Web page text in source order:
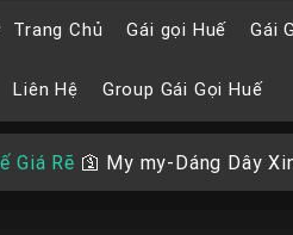
Trang Chủ Gái gọi Huế Gái
Liên Hệ Group Gái Gọi Huế
Giá Rẽ 🛐 My my-Dáng Dây